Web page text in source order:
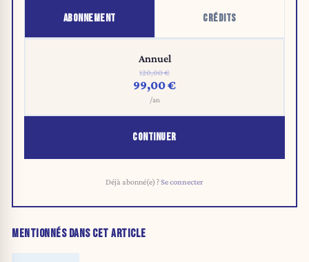
ABONNEMENT CRÉDITS
Annuel
120,00 €
99,00 €
/an
CONTINUER
Déjà abonné(e) ?Se connecter
MENTIONNÉS DANS CET ARTICLE